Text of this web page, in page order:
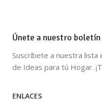
Únete a nuestro
Suscríbete a nuestra
de Ideas para tú Hogar.
ENLACES